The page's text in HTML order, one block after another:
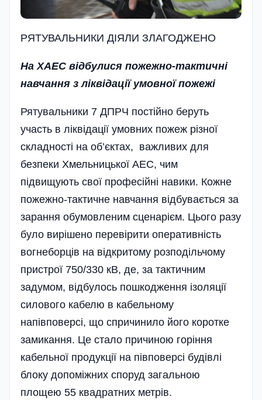
РЯТУВАЛЬНИКИ ДІЯЛИ ЗЛАГОДЖЕНО
На ХАЕС відбулися пожежно-тактичні
навчання з ліквідації умовної пожежі
Рятувальники 7 ДПРЧ постійно беруть
участь в ліквідації умовних пожеж різної
складності на об’єктах, важливих для
безпеки Хмельницької АЕС, чим
підвищують свої професійні навики. Кожне
пожежно-тактичне навчання відбувається за
зарання обумовленим сценарієм. Цього разу
було вирішено перевірити оперативність
вогнеборців на відкритому розподільчому
пристрої 750/330 кВ, де, за тактичним
задумом, відбулось пошкодження ізоляції
силового кабелю в кабельному
напівповерсі, що спричинило його коротке
замикання. Це стало причиною горіння
кабельної продукції на півповерсі будівлі
блоку допоміжних споруд загальною
площею 55 квадратних метрів.